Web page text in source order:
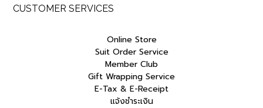
CUSTOMER SERVICES
Online Store
Suit Order Service
Member Club
Gift Wrapping Service
E-Tax & E-Receipt
แจ้งชำระเงิน